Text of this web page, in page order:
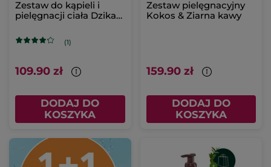
Zestaw do kąpieli i
pielęgnacji ciała Dzika
(1)
109.90 zł
DODAJ DO
KOSZYKA
Zestaw pielęgnacyjny
Kokos & Ziarna kawy
159.90 zł
DODAJ DO
KOSZYKA